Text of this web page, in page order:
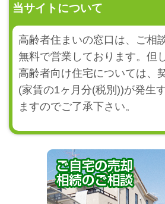
当サイトについて
高齢者住まいの窓口は、ご相
無料で営業しております。但
高齢者向け住宅については、
(家賃の1ヶ月分(税別))が発生
ますのでご了承下さい。